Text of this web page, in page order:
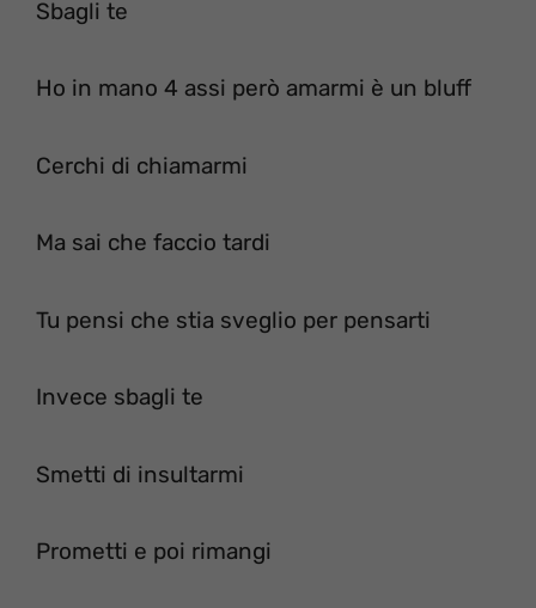
Sbagli te
Ho in mano 4 assi però amarmi è un bluff
Cerchi di chiamarmi
Ma sai che faccio tardi
Tu pensi che stia sveglio per pensarti
Invece sbagli te
Smetti di insultarmi
Prometti e poi rimangi